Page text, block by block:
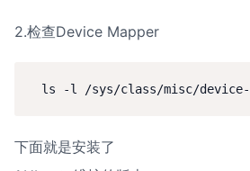
2.检查Device Mapper
下面就是安装了